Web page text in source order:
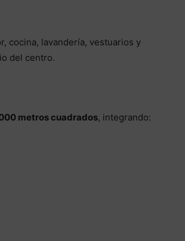
cocina, lavandería, vestuarios y
del centro.
metros cuadrados, integrando: